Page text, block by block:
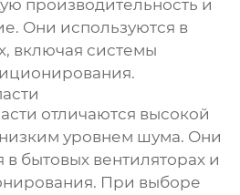
производительность и
Они используются в
включая системы
отличаются высокой
уровнем шума. Они
в бытовых вентиляторах и
При выборе